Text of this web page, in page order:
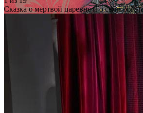
Сказка о мертвой царевне и о семи